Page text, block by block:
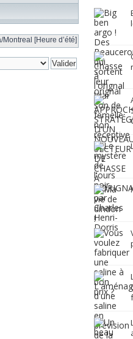
[Heure d’été]